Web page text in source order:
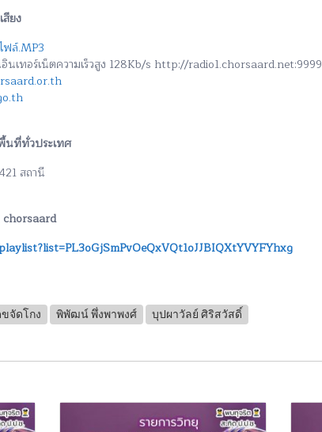
ยง
ฟล์.MP3
เทอร์เน็ตความเร็วสูง 128Kb/s http://radio1.chorsaard.net:9999
นที่ทั่วประเทศ
สถานี
chorsaard
จัดโกง พิพัฒน์ พึ่งพาพงศ์ บุปผาวัลย์ ศิริสวัสดิ์